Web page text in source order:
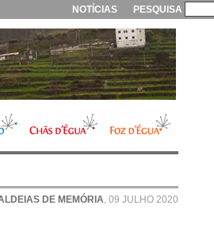
PESQUISA
NOTÍCIAS
DE MEMÓRIA, 09 JULHO 2020